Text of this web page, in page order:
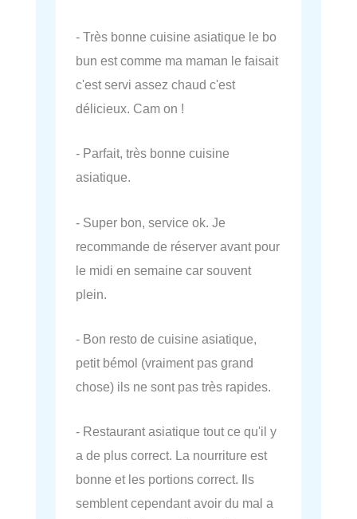
- Très bonne cuisine asiatique le bo
bun est comme ma maman le faisait
c'est servi assez chaud c'est
délicieux. Cam on !
- Parfait, très bonne cuisine
asiatique.
- Super bon, service ok. Je
recommande de réserver avant pour
le midi en semaine car souvent
plein.
- Bon resto de cuisine asiatique,
petit bémol (vraiment pas grand
chose) ils ne sont pas très rapides.
- Restaurant asiatique tout ce qu'il y
a de plus correct. La nourriture est
bonne et les portions correct. Ils
semblent cependant avoir du mal a